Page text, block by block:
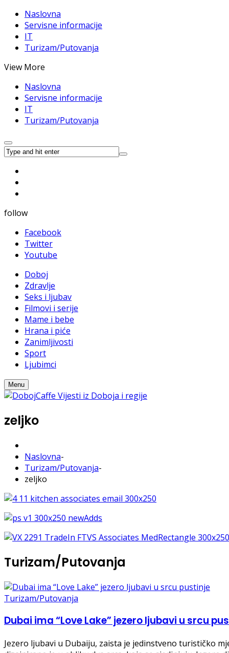
Naslovna
Servisne informacije
IT
Turizam/Putovanja
View More
Naslovna
Servisne informacije
IT
Turizam/Putovanja
follow
Facebook
Twitter
Youtube
Doboj
Zdravlje
Seks i ljubav
Filmovi i serije
Mame i bebe
Hrana i piće
Zanimljivosti
Sport
Ljubimci
Menu
zeljko
Naslovna-
Turizam/Putovanja-
zeljko
Turizam/Putovanja
Turizam/Putovanja
Dubai ima “Love Lake” jezero ljubavi u srcu
Jezero ljubavi u Dubaiju, zaista je jedinstveno turističko